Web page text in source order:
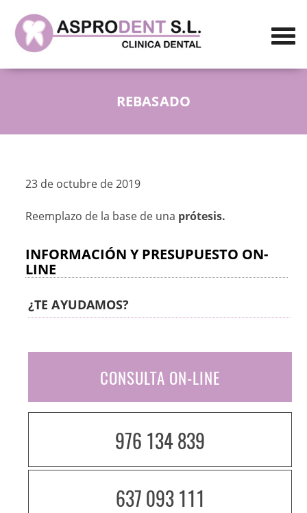
REBASADO
23 de octubre de 2019
Reemplazo de la base de una prótesis.
INFORMACIÓN Y PRESUPUESTO ON-
LINE
¿TE AYUDAMOS?
CONSULTA ON-LINE
976 134 839
637 093 111